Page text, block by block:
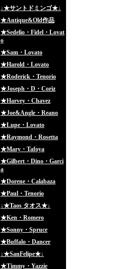
↓★サントドミンゴ★↓
★Antique&Old作品
★Sedelio・Fidel・Lovat
o
★Sam・Lovato
★Harold・Lovato
★Roderick・Tenorio
★Joseph・D・Coriz
★Harvey・Chavez
★Joe&Angle・Reano
★Lupe・Lovato
★Raymond・Rosetta
★Mary・Tafoya
★Gilbert・Dino・Garci
a
★Dorene・Calabaza
★Paul・Tenorio
↓★Taos タオス★↓
★Ken・Romero
★Sonny・Spruce
★Buffalo・Dancer
↓★SanFelipe★↓
★Timmy・Yazzie